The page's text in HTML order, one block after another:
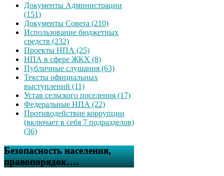
Документы Администрации
(151)
Документы Совета (210)
Использование бюджетных
средств (232)
Проекты НПА (25)
НПА в сфере ЖКХ (8)
Публичные слушания (63)
Тексты официальных
выступлений (11)
Устав сельского поселения (17)
Федеральные НПА (22)
Противодействие коррупции
(включает в себя 7 подразделов)
(36)
Безопасность населения,
правопорядок….